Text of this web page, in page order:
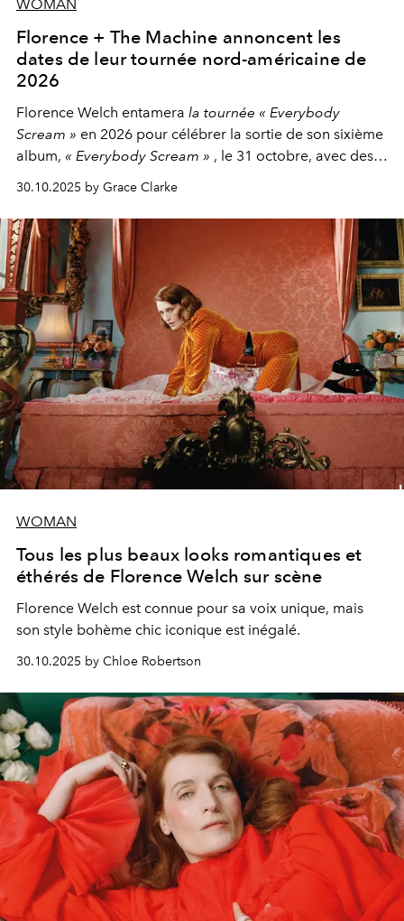
WOMAN
Florence + The Machine annoncent les
dates de leur tournée nord-américaine de
2026
Florence Welch entamera la tournée « Everybody
Scream » en 2026 pour célébrer la sortie de son sixième
album, « Everybody Scream » , le 31 octobre, avec des
30.10.2025 by Grace Clarke
WOMAN
Tous les plus beaux looks romantiques et
éthérés de Florence Welch sur scène
Florence Welch est connue pour sa voix unique, mais
son style bohème chic iconique est inégalé.
30.10.2025 by Chloe Robertson